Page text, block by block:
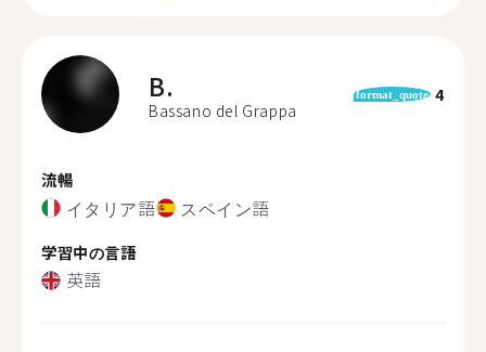
B.
Bassano del Grappa
format_quote 4
流暢
イタリア語 スペイン語
学習中の言語
英語